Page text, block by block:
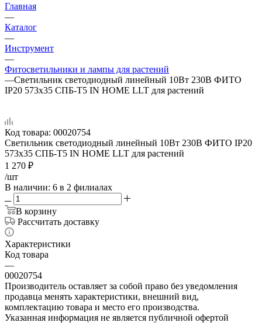
Главная
—
Каталог
—
Инструмент
—
Фитосветильники и лампы для растений
—Светильник светодиодный линейный 10Вт 230В ФИТО
IP20 573х35 СПБ-Т5 IN HOME LLT для растений
Код товара: 00020754
Светильник светодиодный линейный 10Вт 230В ФИТО IP20
573х35 СПБ-Т5 IN HOME LLT для растений
1 270 ₽
/шт
В наличии: 6 в 2 филиалах
В корзину
Рассчитать доставку
Характеристики
Код товара
—
00020754
Производитель оставляет за собой право без уведомления
продавца менять характеристики, внешний вид,
комплектацию товара и место его производства.
Указанная информация не является публичной офертой